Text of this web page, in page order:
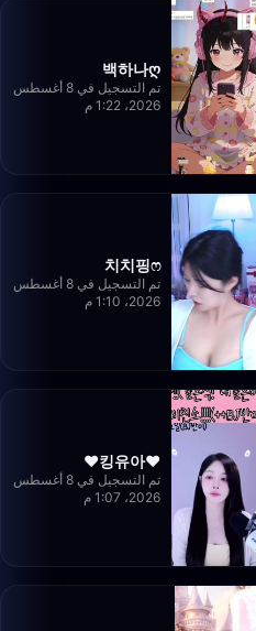
백하나ღ
تم التسجيل في 8 أغسطس
2026، 1:22 م
치치핑ෆ
تم التسجيل في 8 أغسطس
2026، 1:10 م
❤️킹유아❤️
تم التسجيل في 8 أغسطس
2026، 1:07 م